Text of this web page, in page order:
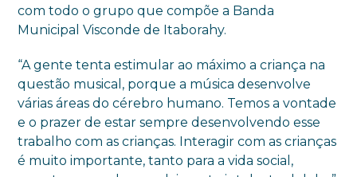
com todo o grupo que compõe a Banda
Municipal Visconde de Itaborahy.
“A gente tenta estimular ao máximo a criança na
questão musical, porque a música desenvolve
várias áreas do cérebro humano. Temos a vontade
e o prazer de estar sempre desenvolvendo esse
trabalho com as crianças. Interagir com as crianças
é muito importante, tanto para a vida social,